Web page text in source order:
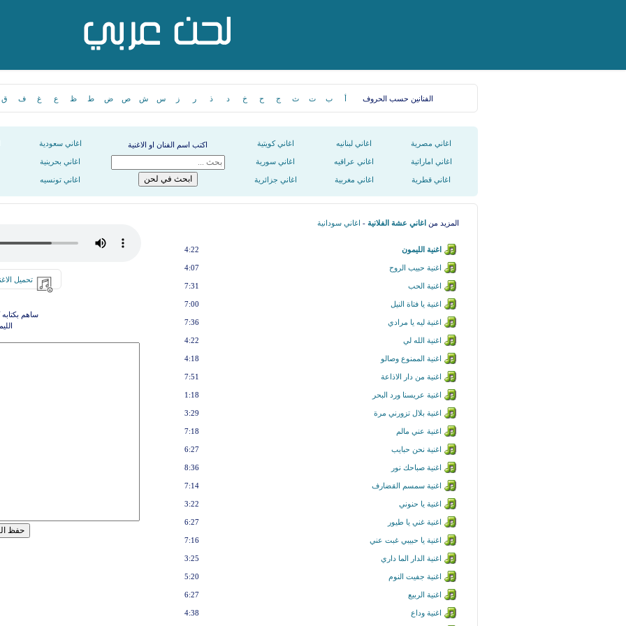
الفنانين حسب الحروف أ ب ت ث ج ح خ د ذ ر ز س ش ص ض ط ظ ع غ ف ق
اغاني مصرية اغاني لبنانيه اغاني كويتية اكتب اسم الفنان او الاغنية اغاني سعودية
اغاني اماراتية اغاني عراقيه اغاني سورية اغاني بحرينية
اغاني قطرية اغاني مغربية اغاني جزائرية اغاني تونسيه
المزيد من اغاني عشة الفلانية - اغاني سودانية
اغنية الليمون 4:22
اغنية حبيب الروح 4:07
اغنية الحب 7:31
اغنية يا فتاة النيل 7:00
اغنية ليه يا مرادي 7:36
اغنية الله لي 4:22
اغنية الممنوع وصالو 4:18
اغنية من دار الاذاعة 7:51
اغنية عريسنا ورد البحر 1:18
اغنية بلال تزورني مرة 3:29
اغنية عني مالم 7:18
اغنية نحن حبايب 6:27
اغنية صباحك نور 8:36
اغنية سمسم القضارف 7:14
اغنية يا حنوني 3:22
اغنية غني يا طيور 6:27
اغنية يا حبيبي غبت عني 7:16
اغنية الدار الما داري 3:25
اغنية جفيت النوم 5:20
اغنية الربيع 6:27
اغنية وداع 4:38
تحميل
ساهم بكتابه